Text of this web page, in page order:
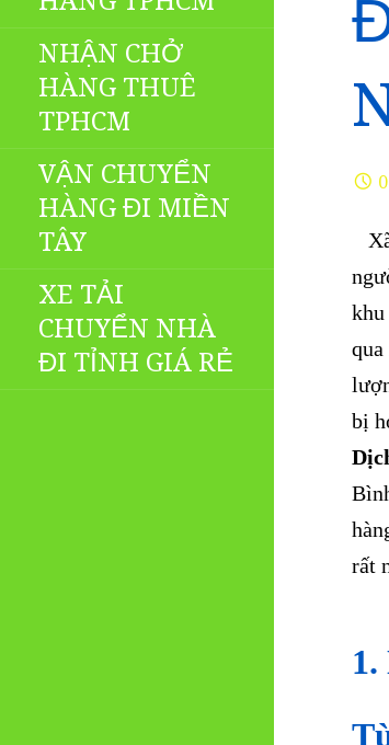
NHẬN CHỞ
HÀNG THUÊ
TPHCM
VẬN CHUYỂN
HÀNG ĐI MIỀN
TÂY
XE TẢI
CHUYỂN NHÀ
ĐI TỈNH GIÁ RẺ
bị
rất